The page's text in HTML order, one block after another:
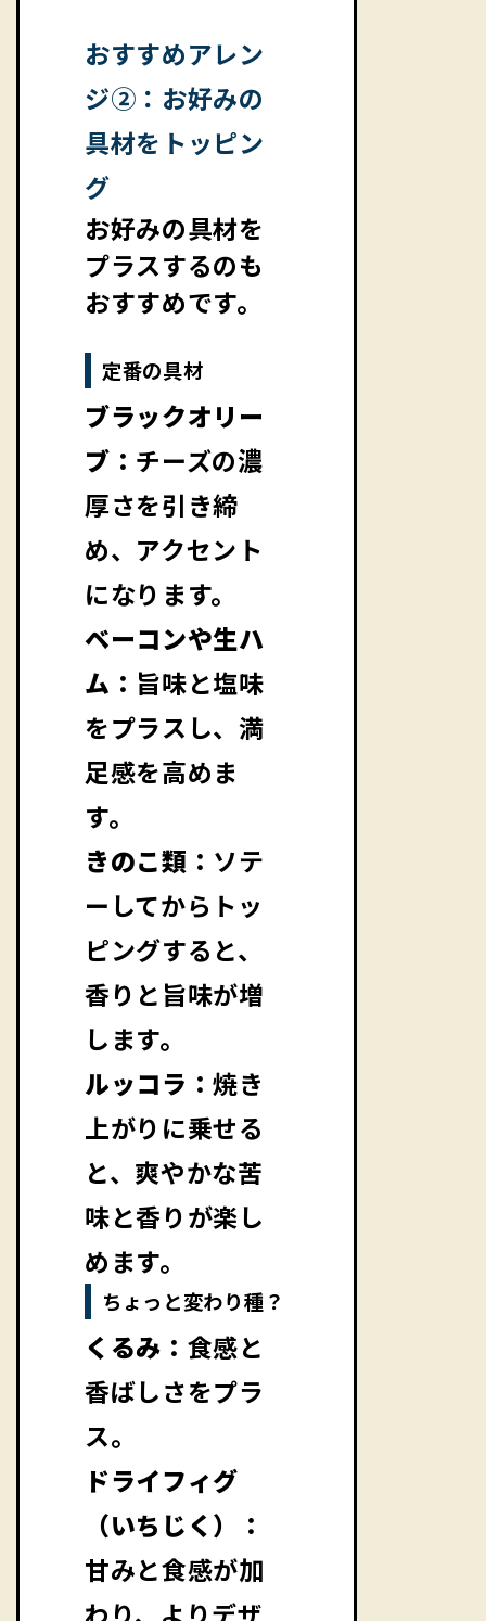
おすすめアレン
ジ②：お好みの
具材をトッピン
グ
お好みの具材を
プラスするのも
おすすめです。
定番の具材
ブラックオリー
ブ： チーズの濃
厚さを引き締
め、アクセント
になります。
ベーコンや生ハ
ム： 旨味と塩味
をプラスし、満
足感を高めま
す。
きのこ類： ソテ
ーしてからトッ
ピングすると、
香りと旨味が増
します。
ルッコラ：焼き
上がりに乗せる
と、爽やかな苦
味と香りが楽し
めます。
ちょっと変わり種？
くるみ： 食感と
香ばしさをプラ
ス。
ドライフィグ
（いちじく）：
甘みと食感が加
わり、よりデザ